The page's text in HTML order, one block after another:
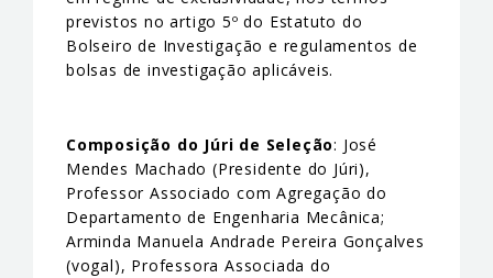
previstos no artigo 5º do Estatuto do
Bolseiro de Investigação e regulamentos de
bolsas de investigação aplicáveis.
Composição do Júri de Seleção: José
Mendes Machado (Presidente do Júri),
Professor Associado com Agregação do
Departamento de Engenharia Mecânica;
Arminda Manuela Andrade Pereira Gonçalves
(vogal), Professora Associada do